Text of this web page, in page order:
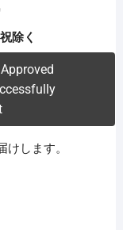
除く
けします。